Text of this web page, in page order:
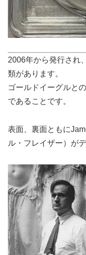
2006年から発行され
類があります。
ゴールドイーグルと
であることです。
表面、裏面ともに
ル・フレイザー）が